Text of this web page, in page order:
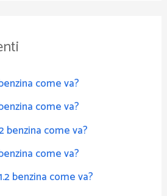
come va?
come va?
benzina come va?
come va?
benzina come va?